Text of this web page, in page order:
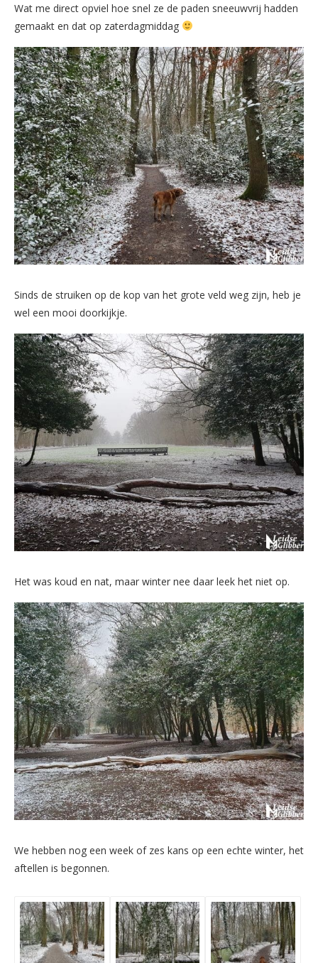
Wat me direct opviel hoe snel ze de paden sneeuwvrij hadden
gemaakt en dat op zaterdagmiddag
Sinds de struiken op de kop van het grote veld weg zijn, heb je
wel een mooi doorkijkje.
Het was koud en nat, maar winter nee daar leek het niet op.
We hebben nog een week of zes kans op een echte winter, het
aftellen is begonnen.